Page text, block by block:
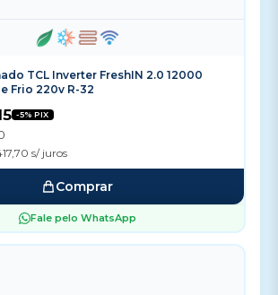
TCL Inverter FreshIN 2.0 12000
Frio 220v R-32
-5% PIX
s/ juros
Comprar
Fale pelo WhatsApp